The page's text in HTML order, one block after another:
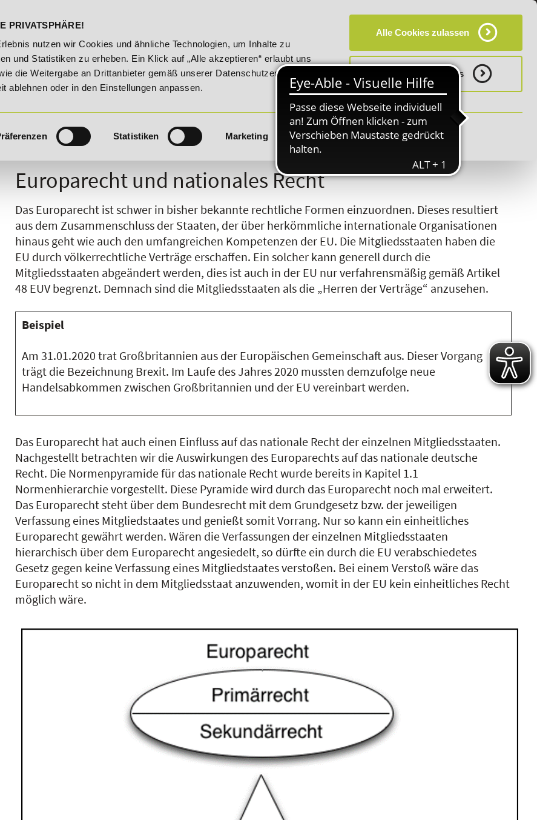
PRIVATSPHÄRE!
nutzen wir Cookies und ähnliche Technologien, um Inhalte zu
und Statistiken zu erheben. Ein Klick auf „Alle akzeptieren“ erlaubt uns
die Weitergabe an Drittanbieter gemäß unserer Datenschutzerklärung.
ablehnen oder in den Einstellungen anpassen.
Statistiken Marketing Details zeigen
Alle Cookies zulassen
Notwenige Cookies
HÄUFIG GESTELLTE FRAGEN (FAQ) CAMPUS
20% Rabatt bis 03.09.2026 - Bildungsroute! 20% Rabatt bis 03.09.2026 - Bildungsroute! 20% Rabatt bis
K L O P S T
Europarecht und nationales Recht
Das Europarecht ist schwer in bisher bekannte rechtliche Formen einzuordnen. Dieses resultiert
aus dem Zusammenschluss der Staaten, der über herkömmliche internationale Organisationen
hinaus geht wie auch den umfangreichen Kompetenzen der EU. Die Mitgliedsstaaten haben die
EU durch völkerrechtliche Verträge erschaffen. Ein solcher kann generell durch die
Mitgliedsstaaten abgeändert werden, dies ist auch in der EU nur verfahrensmäßig gemäß Artikel
48 EUV begrenzt. Demnach sind die Mitgliedsstaaten als die „Herren der Verträge“ anzusehen.
Beispiel
Am 31.01.2020 trat Großbritannien aus der Europäischen Gemeinschaft aus. Dieser Vorgang
trägt die Bezeichnung Brexit. Im Laufe des Jahres 2020 mussten demzufolge neue
Handelsabkommen zwischen Großbritannien und der EU vereinbart werden.
Das Europarecht hat auch einen Einfluss auf das nationale Recht der einzelnen Mitgliedsstaaten.
Nachgestellt betrachten wir die Auswirkungen des Europarechts auf das nationale deutsche
Recht. Die Normenpyramide für das nationale Recht wurde bereits in Kapitel 1.1
Normenhierarchie vorgestellt. Diese Pyramide wird durch das Europarecht noch mal erweitert.
Das Europarecht steht über dem Bundesrecht mit dem Grundgesetz bzw. der jeweiligen
Verfassung eines Mitgliedstaates und genießt somit Vorrang. Nur so kann ein einheitliches
Europarecht gewährt werden. Wären die Verfassungen der einzelnen Mitgliedsstaaten
hierarchisch über dem Europarecht angesiedelt, so dürfte ein durch die EU verabschiedetes
Gesetz gegen keine Verfassung eines Mitgliedstaates verstoßen. Bei einem Verstoß wäre das
Europarecht so nicht in dem Mitgliedsstaat anzuwenden, womit in der EU kein einheitliches Recht
möglich wäre.